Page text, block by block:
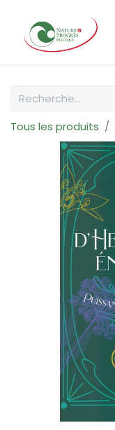
Tous les produits